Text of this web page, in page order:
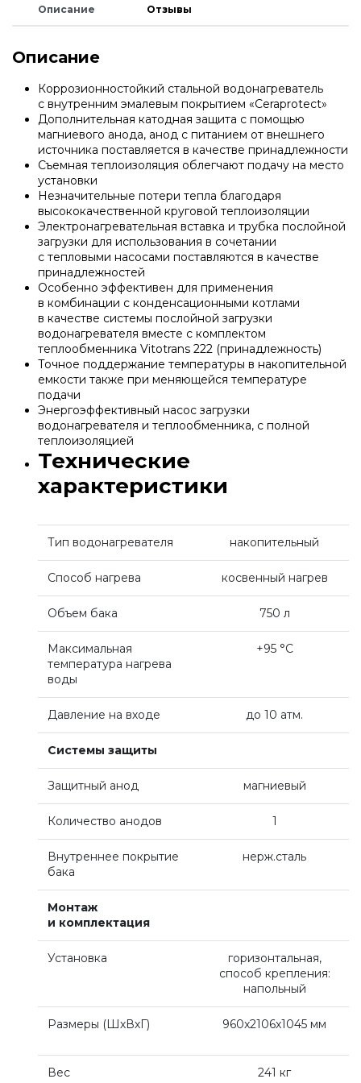
Напольные газовые котлы Protherm
Котлы для работы на газовом и дизельном
топливе Protherm
Электрические котлы Protherm
Твердотопливные котлы Protherm
Индустриальные котлы Protherm
Водонагреватели и бойлеры Protherm
Терморегуляторы Protherm
Принадлежности Protherm
Готовые решения Protherm
Настенные газовые котлы Baxi
Настенные конденсационные котлы Baxi
Напольные конденсационные котлы Baxi
Напольные котлы с атмосферной горелкой
Baxi
Электрические котлы Baxi
Vaillant
Настенные газовые котлы Vaillant
Vaillant
Бытовые котлы
Промкотлы (скидки нет, стоимость уточнять)
Секции котлов и котловые блоки
Запчасти для котлов ACV
Запчасти для котлов BAXI
Запчасти для котлов DeDietrich
Запчасти для котлов Rinnai
Запчасти Weishaupt
Запчасти для котлов Mizudo
Запчасти Elko
Запчасти Giersch
Запчасти для котлов Ferroli
Насосные группы с разделительным
теплообменником
Распределительные гребенки
Vaillant
Stout
Описание Отзывы
Описание
Коррозионностойкий стальной водонагреватель
с внутренним эмалевым покрытием «Ceraprotect»
Дополнительная катодная защита с помощью
магниевого анода, анод с питанием от внешнего
источника поставляется в качестве принадлежности
Съемная теплоизоляция облегчают подачу на место
установки
Незначительные потери тепла благодаря
высококачественной круговой теплоизоляции
Электронагревательная вставка и трубка послойной
загрузки для использования в сочетании
с тепловыми насосами поставляются в качестве
принадлежностей
Особенно эффективен для применения
в комбинации с конденсационными котлами
в качестве системы послойной загрузки
водонагревателя вместе с комплектом
теплообменника Vitotrans 222 (принадлежность)
Точное поддержание температуры в накопительной
емкости также при меняющейся температуре
подачи
Энергоэффективный насос загрузки
водонагревателя и теплообменника, с полной
теплоизоляцией
Технические
характеристики
Тип водонагревателя накопительный
Способ нагрева косвенный нагрев
Объем бака 750 л
Максимальная
температура нагрева
воды
+95 °С
Давление на входе до 10 атм.
Системы защиты
Защитный анод магниевый
Количество анодов 1
Внутреннее покрытие
бака
нерж.сталь
Монтаж
и комплектация
Установка
горизонтальная,
способ крепления:
напольный
Размеры (ШхВхГ) 960x2106x1045 мм
Вес 241 кг